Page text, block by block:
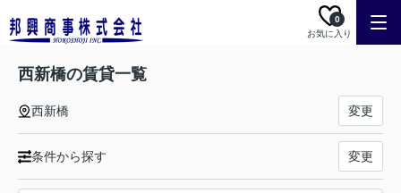
お気に入り
0
西新橋の賃貸一覧
西新橋 変更
条件から探す 変更